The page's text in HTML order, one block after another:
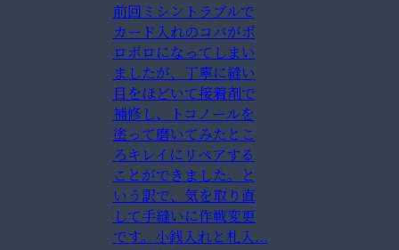
前回ミシントラブルで
カード入れのコバがボ
ロボロになってしまい
ましたが、丁寧に縫い
目をほどいて接着剤で
補修し、トコノールを
塗って磨いてみたとこ
ろキレイにリペアする
ことができました。と
いう訳で、気を取り直
して手縫いに作戦変更
です。小銭入れと札入...